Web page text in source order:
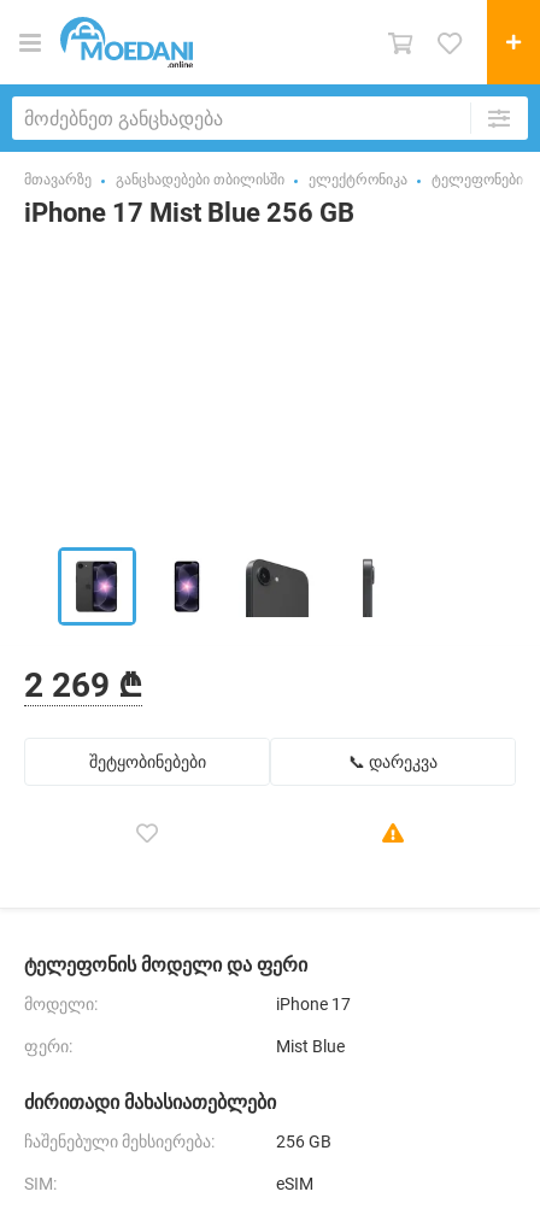
მთავარზე განცხადებები თბილისში ელექტრონიკა ტელეფონები
iPhone 17 Mist Blue 256 GB
2 269 ₾
შეტყობინებები 📞 დარეკვა
ტელეფონის მოდელი და ფერი
მოდელი: iPhone 17
ფერი: Mist Blue
ძირითადი მახასიათებლები
ჩაშენებული მეხსიერება: 256 GB
SIM: eSIM